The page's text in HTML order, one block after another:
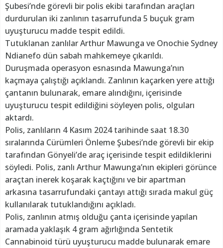
Şubesi’nde görevli bir polis ekibi tarafından araçları
durdurulan iki zanlının tasarrufunda 5 buçuk gram
uyuşturucu madde tespit edildi.
Tutuklanan zanlılar Arthur Mawunga ve Onochie Sydney
Ndianefo dün sabah mahkemeye çıkarıldı.
Duruşmada operasyon esnasında Mawunga’nın
kaçmaya çalıştığı açıklandı. Zanlının kaçarken yere attığı
çantanın bulunarak, emare alındığını, içerisinde
uyuşturucu tespit edildiğini söyleyen polis, olguları
aktardı.
Polis, zanlıların 4 Kasım 2024 tarihinde saat 18.30
sıralarında Cürümleri Önleme Şubesi’nde görevli bir ekip
tarafından Gönyeli’de araç içerisinde tespit edildiklerini
söyledi. Polis, zanlı Arthur Mawunga’nın ekipleri görünce
araçtan inerek koşarak kaçtığını ve bir apartman
arkasına tasarrufundaki çantayı attığı sırada makul güç
kullanılarak tutuklandığını açıkladı.
Polis, zanlının atmış olduğu çanta içerisinde yapılan
aramada yaklaşık 4 gram ağırlığında Sentetik
Cannabinoid türü uyuşturucu madde bulunarak emare